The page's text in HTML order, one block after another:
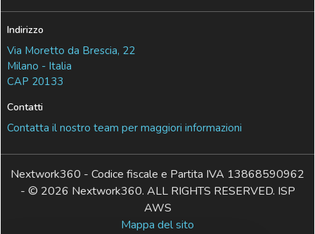
Indirizzo
Via Moretto da Brescia, 22
Milano - Italia
CAP 20133
Contatti
Contatta il nostro team per maggiori informazioni
Nextwork360 - Codice fiscale e Partita IVA 13868590962
- © 2026 Nextwork360. ALL RIGHTS RESERVED. ISP
AWS
Mappa del sito